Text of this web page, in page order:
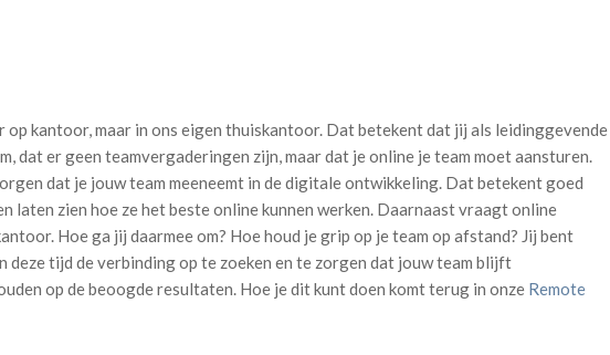
op kantoor, maar in ons eigen thuiskantoor. Dat betekent dat jij als leidinggevende
dat er geen teamvergaderingen zijn, maar dat je online je team moet aansturen.
dat je jouw team meeneemt in de digitale ontwikkeling. Dat betekent goed
laten zien hoe ze het beste online kunnen werken. Daarnaast vraagt online
Hoe ga jij daarmee om? Hoe houd je grip op je team op afstand? Jij bent
deze tijd de verbinding op te zoeken en te zorgen dat jouw team blijft
op de beoogde resultaten. Hoe je dit kunt doen komt terug in onze Remote